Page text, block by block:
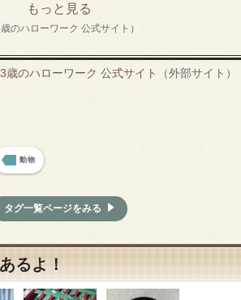
もっと見る
歳のハローワーク 公式サイト）
歳のハローワーク 公式サイト （外部サイト）
動物
タグ一覧ページをみる
るよ！